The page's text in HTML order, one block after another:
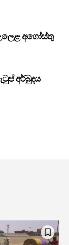
අගෝස්තු
අර්බුදය